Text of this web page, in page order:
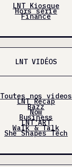
LNT Kiosque
Hors série
Finance
LNT VIDÉOS
Toutes nos videos
LNT Récap
Bazz
Now
Business
LNT'ART
Walk & Talk
She Shapes Tech